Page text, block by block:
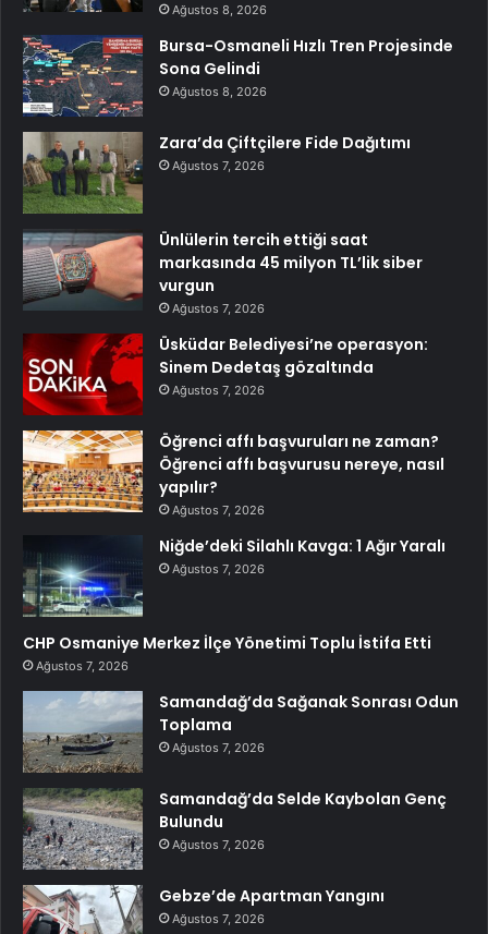
Ağustos 8, 2026
Bursa-Osmaneli Hızlı Tren Projesinde
Sona Gelindi
Ağustos 8, 2026
Zara’da Çiftçilere Fide Dağıtımı
Ağustos 7, 2026
Ünlülerin tercih ettiği saat
markasında 45 milyon TL’lik siber
vurgun
Ağustos 7, 2026
Üsküdar Belediyesi’ne operasyon:
Sinem Dedetaş gözaltında
Ağustos 7, 2026
Öğrenci affı başvuruları ne zaman?
Öğrenci affı başvurusu nereye, nasıl
yapılır?
Ağustos 7, 2026
Niğde’deki Silahlı Kavga: 1 Ağır Yaralı
Ağustos 7, 2026
CHP Osmaniye Merkez İlçe Yönetimi Toplu İstifa Etti
Ağustos 7, 2026
Samandağ’da Sağanak Sonrası Odun
Toplama
Ağustos 7, 2026
Samandağ’da Selde Kaybolan Genç
Bulundu
Ağustos 7, 2026
Gebze’de Apartman Yangını
Ağustos 7, 2026